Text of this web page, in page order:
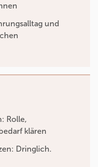
und
Rolle,
klären
Dringlich.